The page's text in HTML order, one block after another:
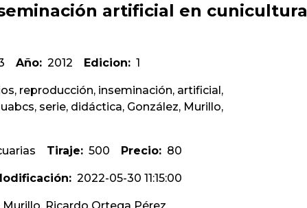
artificial en cunicultura
Año: 2012 Edicion: 1
reproducción, inseminación, artificial,
serie, didáctica, González, Murillo,
Tiraje: 500 Precio: 80
2022-05-30 11:15:00